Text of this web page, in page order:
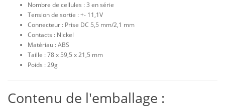
Nombre de cellules : 3 en série
Tension de sortie : +- 11,1V
Connecteur : Prise DC 5,5 mm/2,1 mm
Contacts : Nickel
Matériau : ABS
Taille : 78 x 59,5 x 21,5 mm
Poids : 29g
Contenu de l'emballage :